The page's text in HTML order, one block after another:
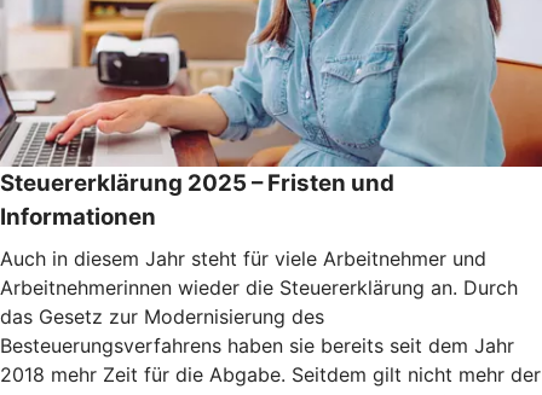
Steuererklärung 2025 – Fristen und
Informationen
Auch in diesem Jahr steht für viele Arbeitnehmer und
Arbeitnehmerinnen wieder die Steuererklärung an. Durch
das Gesetz zur Modernisierung des
Besteuerungsverfahrens haben sie bereits seit dem Jahr
2018 mehr Zeit für die Abgabe. Seitdem gilt nicht mehr der